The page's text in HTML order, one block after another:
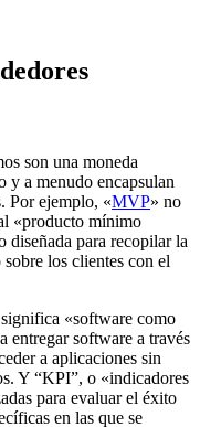
son una moneda
y a menudo encapsulan
Por ejemplo, «MVP» no
«producto mínimo
diseñada para recopilar la
los clientes con el
«software como
entregar software a través
a aplicaciones sin
Y “KPI”, o «indicadores
para evaluar el éxito
en las que se